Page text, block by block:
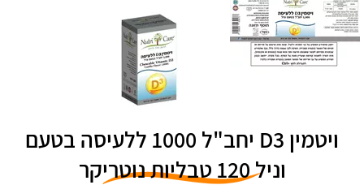
ויטמין D3 יחב"ל 1000 ללעיסה בטעם
וניל 120 טבליות נוטריקר